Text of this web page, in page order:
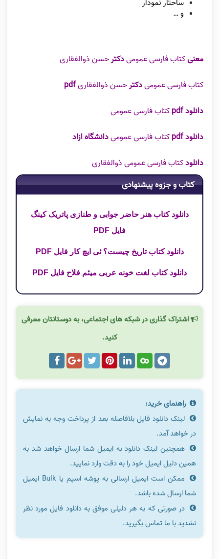
ساحتار نمودار
و …
معنیکتاب فارسی عمومیدکترحسن ذوالفقاری
کتاب فارسی عمومیدکترحسن ذوالفقاریpdf
دانلود pdf کتاب فارسی عمومی
دانلود pdf کتاب فارسی عمومیدانشگاه ازاد
دانلودکتاب فارسی عمومی ذوالفقاری
کتاب و جزوه پیشنهادی
دانلود کتاب هنر حاضر جوابی و طنازی پاتریک کینگ
فایل PDF
دانلود کتاب تاریخ چیست؟ ئی ایچ کار فایل PDF
دانلود کتاب لغت خونه عربی میثم فلاح فایل PDF
اشتراک گذاری در شبکه های اجتماعی، به دوستانتان معرفی
کنید.
راهنمای خرید:
لینک دانلود فایل بلافاصله بعد از پرداخت وجه به نمایش
در خواهد آمد.
همچنین لینک دانلود به ایمیل شما ارسال خواهد شد به
همین دلیل ایمیل خود را به دقت وارد نمایید.
ممکن است ایمیل ارسالی به پوشه اسپم یا Bulk ایمیل
شما ارسال شده باشد.
در صورتی که به هر دلیلی موفق به دانلود فایل مورد نظر
نشدید با ما تماس بگیرید.